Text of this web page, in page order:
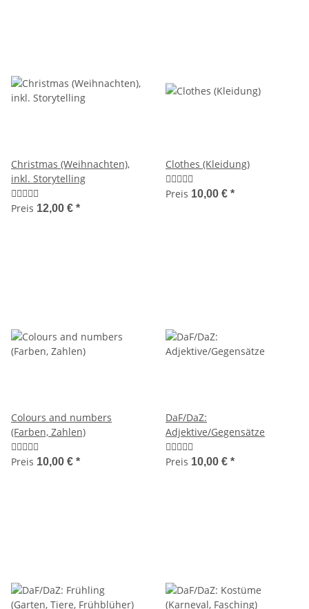
Christmas (Weihnachten),
inkl. Storytelling
Preis 12,00 € *
Clothes (Kleidung)
Preis 10,00 € *
Colours and numbers
(Farben, Zahlen)
Preis 10,00 € *
DaF/DaZ:
Adjektive/Gegensätze
Preis 10,00 € *